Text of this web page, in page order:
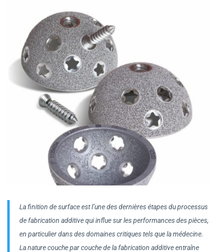
La finition de surface est l’une des dernières étapes du processus
de fabrication additive qui influe sur les performances des pièces,
en particulier dans des domaines critiques tels que la médecine.
La nature couche par couche de la fabrication additive entraîne